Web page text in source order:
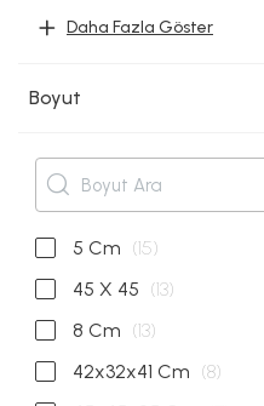
Daha Fazla Göster
Boyut
5 Cm (15)
45 X 45 (13)
8 Cm (13)
42x32x41 Cm (8)